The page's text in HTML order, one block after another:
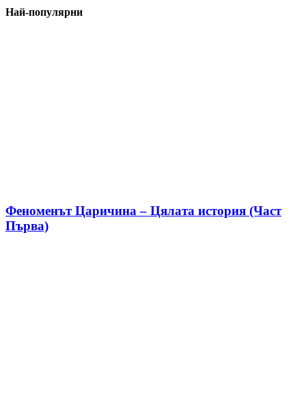
Най-популярни
Феноменът Царичина – Цялата история (Част
Първа)